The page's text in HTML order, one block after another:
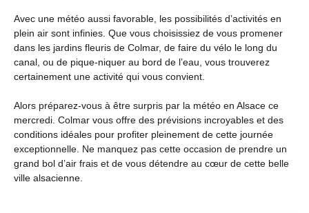
Avec une météo aussi favorable, les possibilités d’activités en
plein air sont infinies. Que vous choisissiez de vous promener
dans les jardins fleuris de Colmar, de faire du vélo le long du
canal, ou de pique-niquer au bord de l’eau, vous trouverez
certainement une activité qui vous convient.
Alors préparez-vous à être surpris par la météo en Alsace ce
mercredi. Colmar vous offre des prévisions incroyables et des
conditions idéales pour profiter pleinement de cette journée
exceptionnelle. Ne manquez pas cette occasion de prendre un
grand bol d’air frais et de vous détendre au cœur de cette belle
ville alsacienne.